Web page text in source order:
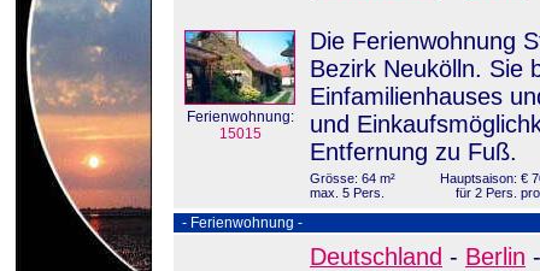
Ferienwohnung:
15015
Die Ferienwohnung
Bezirk Neukölln. Sie
Einfamilienhauses
und
Entfernung zu Fuß.
Grösse: 64 m²
max. 5 Pers.
Hauptsaison: €
für 2 Pers.
- Ferienwohnung -
Deutschland - Berlin